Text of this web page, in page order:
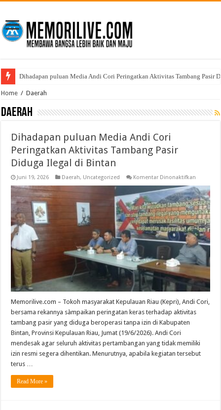
Polresta Tanjungpinang Musnahkan Barang Bukti Narkotika, Komitmen
Home / Daerah
Daerah
Dihadapan puluan Media Andi Cori
Peringatkan Aktivitas Tambang Pasir
Diduga Ilegal di Bintan
Juni 19, 2026 Daerah, Uncategorized Komentar Dinonaktifkan
puluan
Media
Andi
Cori
Aktivitas
Tambang
Pasir
Diduga
Ilegal
di
Bintan
Memorilive.com – Tokoh masyarakat Kepulauan Riau (Kepri), Andi Cori,
bersama rekannya sàmpaikan peringatan keras terhadap aktivitas
tambang pasir yang diduga beroperasi tanpa izin di Kabupaten
Bintan, Provinsi Kepulauan Riau, Jumat (19/6/2026). Andi Cori
mendesak agar seluruh aktivitas pertambangan yang tidak memiliki
izin resmi segera dihentikan. Menurutnya, apabila kegiatan tersebut
terus …
Read More »